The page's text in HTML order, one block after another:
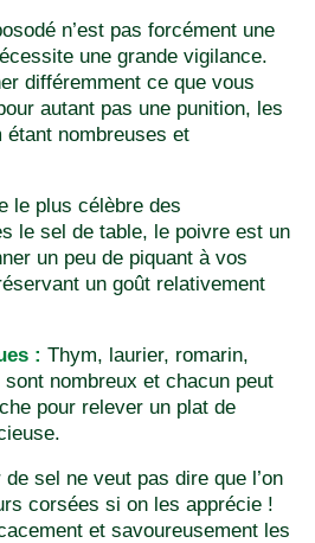
n’est pas forcément une
une grande vigilance.
différemment ce que vous
autant pas une punition, les
nombreuses et
le plus célèbre des
le sel de table, le poivre est un
un peu de piquant à vos
un goût relativement
: Thym, laurier, romarin,
nombreux et chacun peut
pour relever un plat de
de sel ne veut pas dire que l’on
corsées si on les apprécie !
et savoureusement les